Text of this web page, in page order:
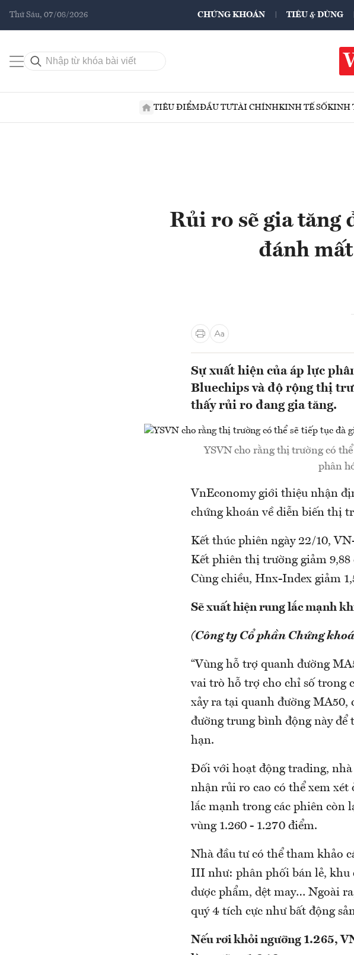
Thứ Sáu, 07/08/2026 CHỨNG KHOÁN TIÊU & DÙNG
TIÊU ĐIỂMĐẦU TƯTÀI CHÍNHKINH TẾ SỐKINH
Rủi ro sẽ gia tăng
đánh
Sự xuất hiện của áp lực
Bluechips và độ rộng thị
thấy rủi ro đang gia tăng.
YSVN cho rằng thị trường có
phân
VnEconomy giới thiệu nhận
chứng khoán về diễn biến thị
Kết thúc phiên ngày 22/10,
Kết phiên thị trường giảm 9,88
Cùng chiều, Hnx-Index giảm
Sẽ xuất hiện rung lắc mạnh
(Công ty Cổ phần Chứng
“Vùng hỗ trợ quanh đường
vai trò hỗ trợ cho chỉ số trong
xảy ra tại quanh đường MA50,
đường trung bình động này
hạn.
Đối với hoạt động trading,
nhận rủi ro cao có thể xem
lắc mạnh trong các phiên còn
vùng 1.260 - 1.270 điểm.
Nhà đầu tư có thể tham khảo
III như: phân phối bán lẻ, khu
dược phẩm, dệt may… Ngoài
quý 4 tích cực như bất động
Nếu rơi khỏi ngưỡng 1.265,